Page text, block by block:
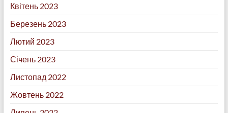
Квітень 2023
Березень 2023
Лютий 2023
Січень 2023
Листопад 2022
Жовтень 2022